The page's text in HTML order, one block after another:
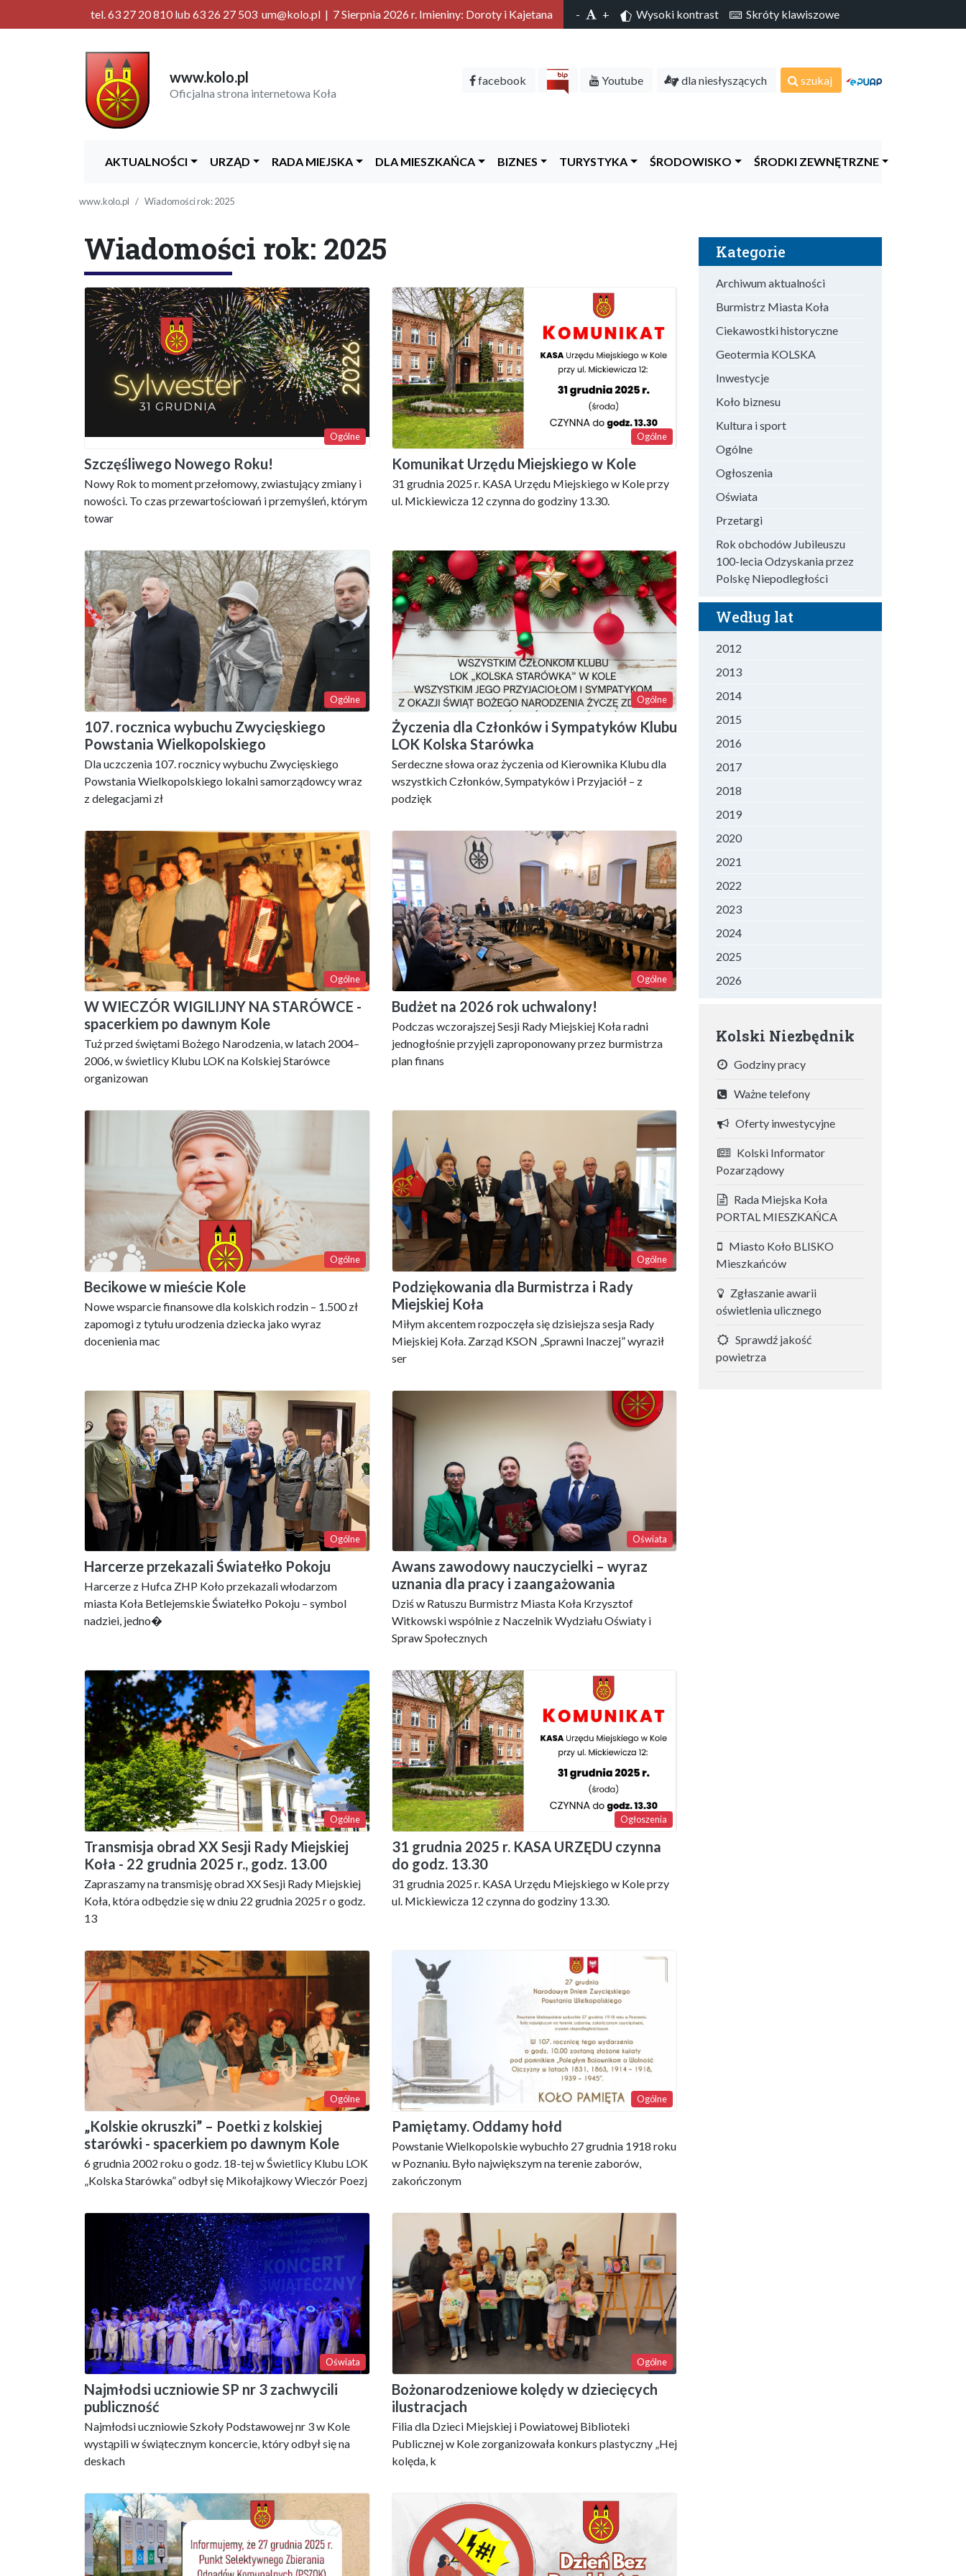
tel. 63 27 20 810 lub 63 26 27 503 um@kolo.pl | 7 Sierpnia 2026 r. Imieniny: Doroty i Kajetana - + Wysoki kontrast Skróty klawiszowe
www.kolo.pl
Oficjalna strona internetowa Koła
facebook Youtube dla niesłyszących szukaj
AKTUALNOŚCI URZĄD RADA MIEJSKA DLA MIESZKAŃCA BIZNES TURYSTYKA ŚRODOWISKO ŚRODKI ZEWNĘTRZNE
www.kolo.pl Wiadomości rok: 2025
Wiadomości rok: 2025
Ogólne
Szczęśliwego Nowego Roku!
Nowy Rok to moment przełomowy, zwiastujący zmiany i
nowości. To czas przewartościowań i przemyśleń, którym
towar
Ogólne
Komunikat Urzędu Miejskiego w Kole
31 grudnia 2025 r. KASA Urzędu Miejskiego w Kole przy
ul. Mickiewicza 12 czynna do godziny 13.30.
Ogólne
107. rocznica wybuchu Zwycięskiego
Powstania Wielkopolskiego
Dla uczczenia 107. rocznicy wybuchu Zwycięskiego
Powstania Wielkopolskiego lokalni samorządowcy wraz
z delegacjami zł
Ogólne
Życzenia dla Członków i Sympatyków Klubu
LOK Kolska Starówka
Serdeczne słowa oraz życzenia od Kierownika Klubu dla
wszystkich Członków, Sympatyków i Przyjaciół – z
podzięk
Ogólne
W WIECZÓR WIGILIJNY NA STARÓWCE -
spacerkiem po dawnym Kole
Tuż przed świętami Bożego Narodzenia, w latach 2004–
2006, w świetlicy Klubu LOK na Kolskiej Starówce
organizowan
Ogólne
Budżet na 2026 rok uchwalony!
Podczas wczorajszej Sesji Rady Miejskiej Koła radni
jednogłośnie przyjęli zaproponowany przez burmistrza
plan finans
Ogólne
Becikowe w mieście Kole
Nowe wsparcie finansowe dla kolskich rodzin – 1.500 zł
zapomogi z tytułu urodzenia dziecka jako wyraz
docenienia mac
Ogólne
Podziękowania dla Burmistrza i Rady
Miejskiej Koła
Miłym akcentem rozpoczęła się dzisiejsza sesja Rady
Miejskiej Koła. Zarząd KSON „Sprawni Inaczej” wyraził
ser
Ogólne
Harcerze przekazali Światełko Pokoju
Harcerze z Hufca ZHP Koło przekazali włodarzom
miasta Koła Betlejemskie Światełko Pokoju – symbol
nadziei, jedno�
Oświata
Awans zawodowy nauczycielki – wyraz
uznania dla pracy i zaangażowania
Dziś w Ratuszu Burmistrz Miasta Koła Krzysztof
Witkowski wspólnie z Naczelnik Wydziału Oświaty i
Spraw Społecznych
Ogólne
Transmisja obrad XX Sesji Rady Miejskiej
Koła - 22 grudnia 2025 r., godz. 13.00
Zapraszamy na transmisję obrad XX Sesji Rady Miejskiej
Koła, która odbędzie się w dniu 22 grudnia 2025 r o godz.
13
Ogłoszenia
31 grudnia 2025 r. KASA URZĘDU czynna
do godz. 13.30
31 grudnia 2025 r. KASA Urzędu Miejskiego w Kole przy
ul. Mickiewicza 12 czynna do godziny 13.30.
Ogólne
„Kolskie okruszki” – Poetki z kolskiej
starówki - spacerkiem po dawnym Kole
6 grudnia 2002 roku o godz. 18-tej w Świetlicy Klubu LOK
„Kolska Starówka” odbył się Mikołajkowy Wieczór Poezj
Ogólne
Pamiętamy. Oddamy hołd
Powstanie Wielkopolskie wybuchło 27 grudnia 1918 roku
w Poznaniu. Było największym na terenie zaborów,
zakończonym
Oświata
Najmłodsi uczniowie SP nr 3 zachwycili
publiczność
Najmłodsi uczniowie Szkoły Podstawowej nr 3 w Kole
wystąpili w świątecznym koncercie, który odbył się na
deskach
Ogólne
Bożonarodzeniowe kolędy w dziecięcych
ilustracjach
Filia dla Dzieci Miejskiej i Powiatowej Biblioteki
Publicznej w Kole zorganizowała konkurs plastyczny „Hej
kolęda, k
Kategorie
Archiwum aktualności
Burmistrz Miasta Koła
Ciekawostki historyczne
Geotermia KOLSKA
Inwestycje
Koło biznesu
Kultura i sport
Ogólne
Ogłoszenia
Oświata
Przetargi
Rok obchodów Jubileuszu
100-lecia Odzyskania przez
Polskę Niepodległości
Według lat
2012
2013
2014
2015
2016
2017
2018
2019
2020
2021
2022
2023
2024
2025
2026
Kolski Niezbędnik
Godziny pracy
Ważne telefony
Oferty inwestycyjne
Kolski Informator
Pozarządowy
Rada Miejska Koła
PORTAL MIESZKAŃCA
Miasto Koło BLISKO
Mieszkańców
Zgłaszanie awarii
oświetlenia ulicznego
Sprawdź jakość
powietrza